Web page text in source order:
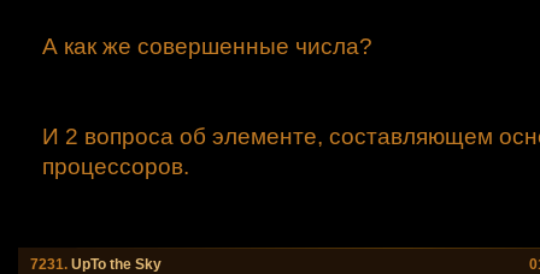
А как же совершенные числа?
И 2 вопроса об элементе, составляющем
процессоров.
7231. UpTo the Sky